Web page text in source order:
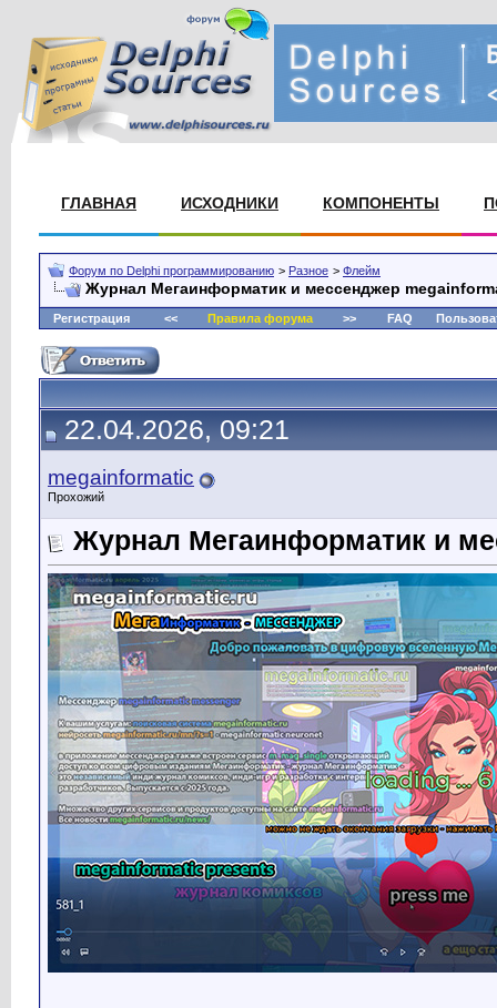
ГЛАВНАЯ ИСХОДНИКИ КОМПОНЕНТЫ
Форум по Delphi программированию > Разное > Флейм
Журнал Мегаинформатик и мессенджер
Регистрация << Правила форума>> FAQ
22.04.2026, 09:21
megainformatic
Прохожий
Журнал Мегаинформатик и